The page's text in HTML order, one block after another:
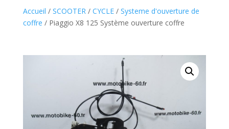
Accueil / SCOOTER / CYCLE/ Systeme d'ouverture de
coffre / Piaggio X8 125 Système ouverture coffre